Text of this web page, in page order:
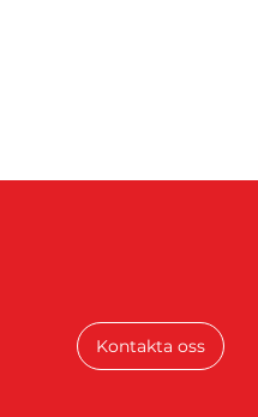
Kontakta oss